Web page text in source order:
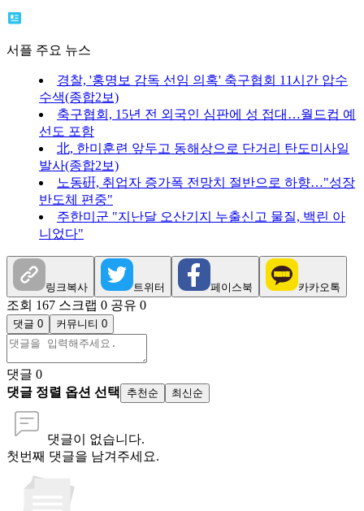
서플 주요 뉴스
경찰, '홍명보 감독 선임 의혹' 축구협회 11시간 압수
수색(종합2보)
축구협회, 15년 전 외국인 심판에 성 접대…월드컵 예
선도 포함
北, 한미훈련 앞두고 동해상으로 단거리 탄도미사일
발사(종합2보)
노동硏, 취업자 증가폭 전망치 절반으로 하향…"성장
반도체 편중"
주한미군 "지난달 오산기지 누출신고 물질, 백린 아
니었다"
링크복사 트위터 페이스북 카카오톡
조회 167 스크랩 0 공유 0
댓글 0 커뮤니티 0
댓글 0
댓글 정렬 옵션 선택
추천순 최신순
댓글이 없습니다.
첫번째 댓글을 남겨주세요.